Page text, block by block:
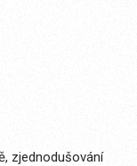
zjednodušování